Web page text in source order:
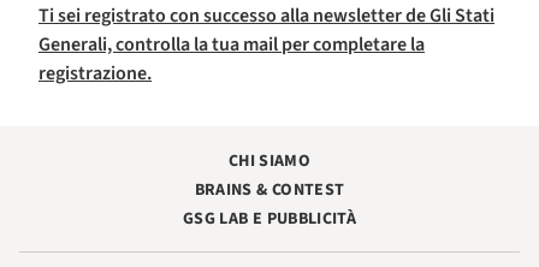
Ti sei registrato con successo alla newsletter de Gli Stati
Generali, controlla la tua mail per completare la
registrazione.
CHI SIAMO
BRAINS & CONTEST
GSG LAB E PUBBLICITÀ